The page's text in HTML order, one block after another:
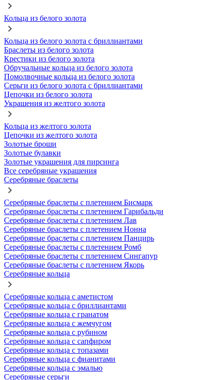
Кольца из белого золота
Кольца из белого золота с бриллиантами
Браслеты из белого золота
Крестики из белого золота
Обручальные кольца из белого золота
Помолвочные кольца из белого золота
Серьги из белого золота с бриллиантами
Цепочки из белого золота
Украшения из желтого золота
Кольца из желтого золота
Цепочки из желтого золота
Золотые броши
Золотые булавки
Золотые украшения для пирсинга
Все серебряные украшения
Серебряные браслеты
Серебряные браслеты с плетением Бисмарк
Серебряные браслеты с плетением Гарибальди
Серебряные браслеты с плетением Лав
Серебряные браслеты с плетением Нонна
Серебряные браслеты с плетением Панцирь
Серебряные браслеты с плетением Ромб
Серебряные браслеты с плетением Сингапур
Серебряные браслеты с плетением Якорь
Серебряные кольца
Серебряные кольца с аметистом
Серебряные кольца с бриллиантами
Серебряные кольца с гранатом
Серебряные кольца с жемчугом
Серебряные кольца с рубином
Серебряные кольца с сапфиром
Серебряные кольца с топазами
Серебряные кольца с фианитами
Серебряные кольца с эмалью
Серебряные серьги